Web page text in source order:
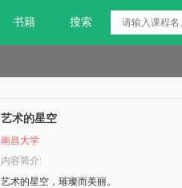
书籍 搜索
艺术的星空
南昌大学
内容简介:
艺术的星空，璀璨而美丽。